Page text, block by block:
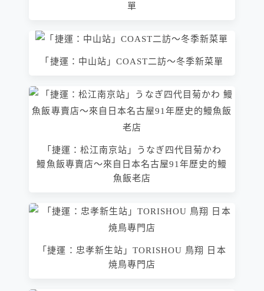
單
「捷運：中山站」COAST二訪～冬季新菜單
「捷運：松江南京站」うなぎ四代目菊かわ
鰻魚飯專賣店～來自日本名古屋91年歷史的鰻
魚飯老店
「捷運：忠孝新生站」TORISHOU 鳥翔 日本
焼鳥專門店